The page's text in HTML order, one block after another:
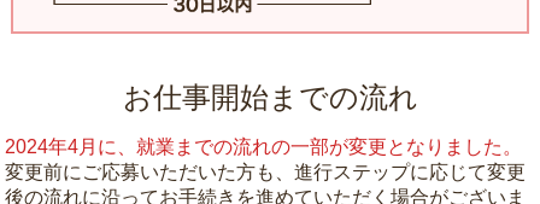
お仕事開始までの流れ
2024年4月に、就業までの流れの一部が変更となりました。
変更前にご応募いただいた方も、進行ステップに応じて変更
後の流れに沿ってお手続きを進めていただく場合がございま